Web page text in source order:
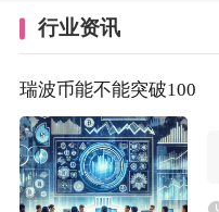
行业资讯
瑞波币能不能突破100